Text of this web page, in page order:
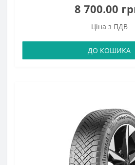
8 700.00
Ціна з ПДВ
ДО КОШИКА